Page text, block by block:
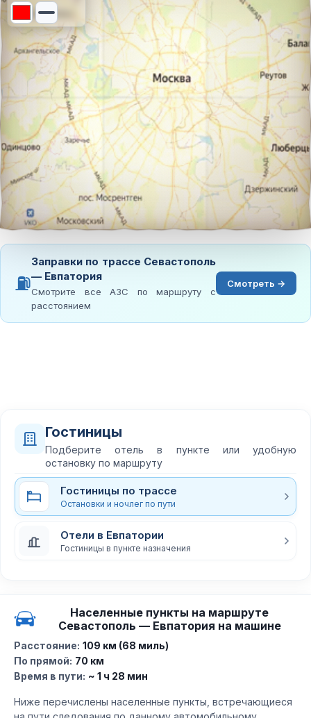
⛽
Заправки по трассе Севастополь
— Евпатория
Смотрите все АЗС по маршруту с
расстоянием
Смотреть →
Гостиницы
Подберите отель в пункте или удобную
остановку по маршруту
Гостиницы по трассе
Остановки и ночлег по пути
Отели в Евпатории
Гостиницы в пункте назначения
Населенные пункты на маршруте
Севастополь — Евпатория на машине
Расстояние: 109 км (68 миль)
По прямой: 70 км
Время в пути: ~ 1 ч 28 мин
Ниже перечислены населенные пункты, встречающиеся